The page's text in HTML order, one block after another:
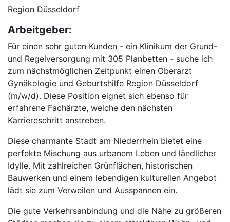
Region Düsseldorf
Arbeitgeber:
Für einen sehr guten Kunden - ein Klinikum der Grund-
und Regelversorgung mit 305 Planbetten - suche ich
zum nächstmöglichen Zeitpunkt einen Oberarzt
Gynäkologie und Geburtshilfe Region Düsseldorf
(m/w/d). Diese Position eignet sich ebenso für
erfahrene Fachärzte, welche den nächsten
Karriereschritt anstreben.
Diese charmante Stadt am Niederrhein bietet eine
perfekte Mischung aus urbanem Leben und ländlicher
Idylle. Mit zahlreichen Grünflächen, historischen
Bauwerken und einem lebendigen kulturellen Angebot
lädt sie zum Verweilen und Ausspannen ein.
Die gute Verkehrsanbindung und die Nähe zu größeren